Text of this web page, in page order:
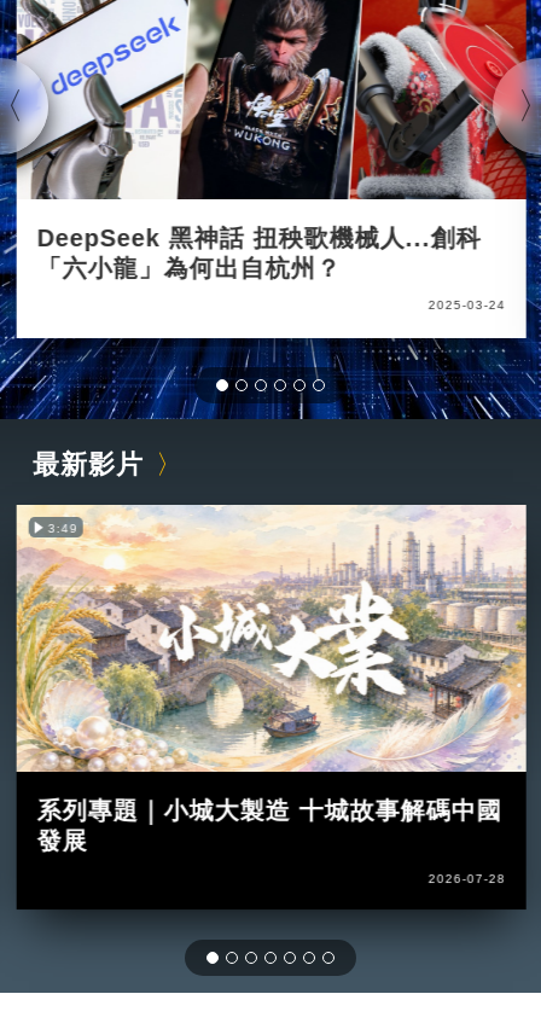
DeepSeek 黑神話 扭秧歌機械人...創科
「六小龍」為何出自杭州？
2025-03-24
最新影片
3:49
系列專題｜小城大製造 十城故事解碼中國
發展
2026-07-28